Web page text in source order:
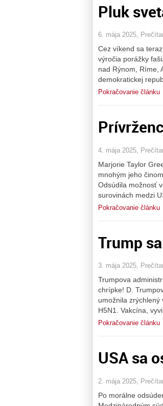
Pluk
6. mája 2025,
Cez víkend sa
výročia porážky
nad Rýnom, Ríme,
demokratickej
Pokračovanie článku
4. mája 2025,
Marjorie Taylor
mnohým jeho
Odsúdila možnosť
surovinách medzi
Pokračovanie článku
Trump
3. mája 2025,
Trumpova
chrípke! D.
umožnila zrýchlený
H5N1. Vakcína,
Pokračovanie článku
USA sa
2. mája 2025,
Po morálne